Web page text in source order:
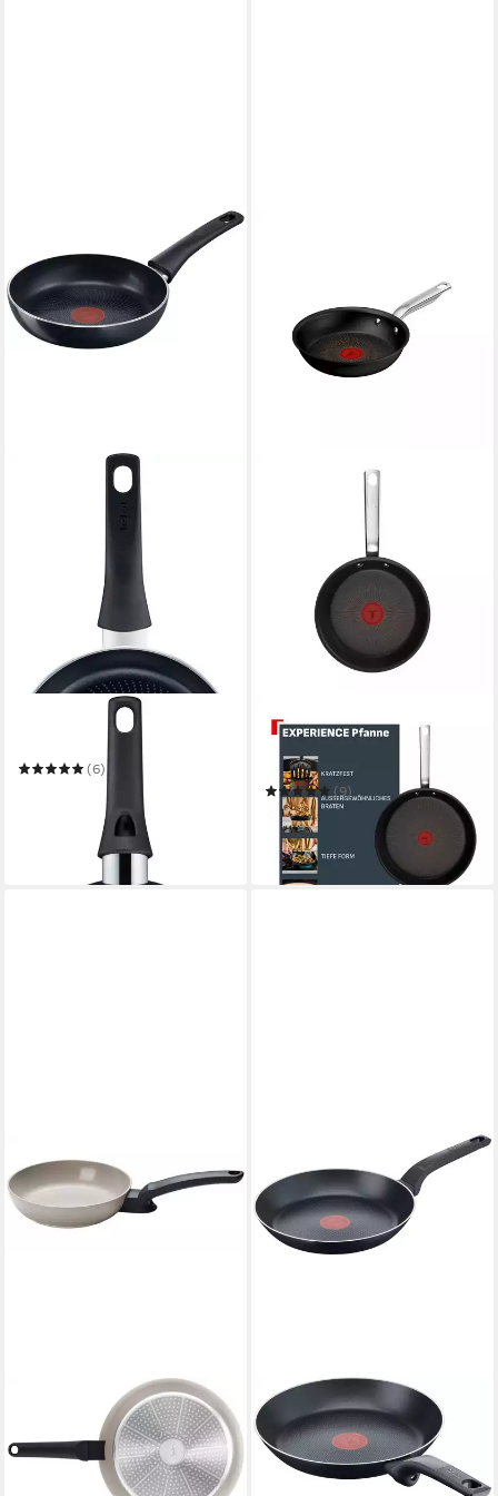
(6)
32,49 €
lieferbar in 4 Wochen
TEFAL
Bratpfanne Experience
Unbreakable
(9)
ab 41,99 € 57,99 €
-28%
in 1-2 Werktagen bei dir